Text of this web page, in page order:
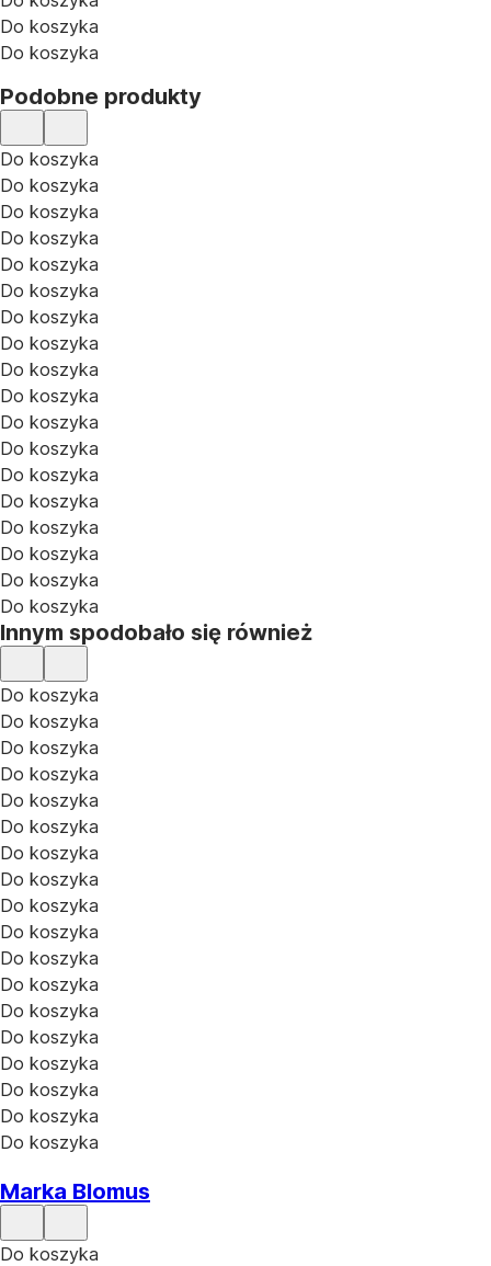
Do koszyka
Do koszyka
Podobne produkty
Do koszyka
Do koszyka
Do koszyka
Do koszyka
Do koszyka
Do koszyka
Do koszyka
Do koszyka
Do koszyka
Do koszyka
Do koszyka
Do koszyka
Do koszyka
Do koszyka
Do koszyka
Do koszyka
Do koszyka
Do koszyka
Innym spodobało się również
Do koszyka
Do koszyka
Do koszyka
Do koszyka
Do koszyka
Do koszyka
Do koszyka
Do koszyka
Do koszyka
Do koszyka
Do koszyka
Do koszyka
Do koszyka
Do koszyka
Do koszyka
Do koszyka
Do koszyka
Do koszyka
Marka Blomus
Do koszyka